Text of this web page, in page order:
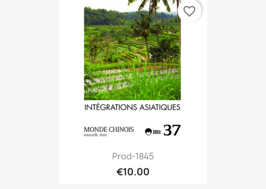
Prod-1845
€10.00
favorite_border